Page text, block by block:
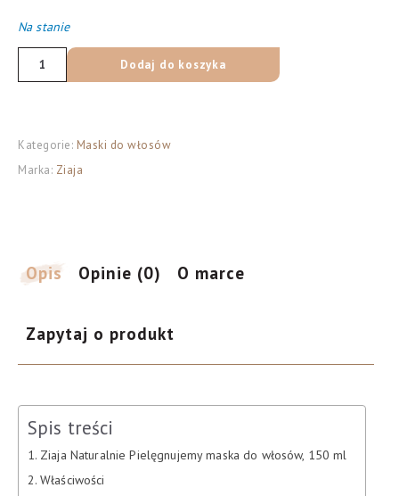
Na stanie
ilość
Ziaja
maska
do
Dodaj do koszyka
Kategorie: Maski do włosów
Marka: Ziaja
Opis Opinie (0) O marce
Zapytaj o produkt
Spis treści
Ziaja Naturalnie Pielęgnujemy maska do włosów, 150 ml
Właściwości